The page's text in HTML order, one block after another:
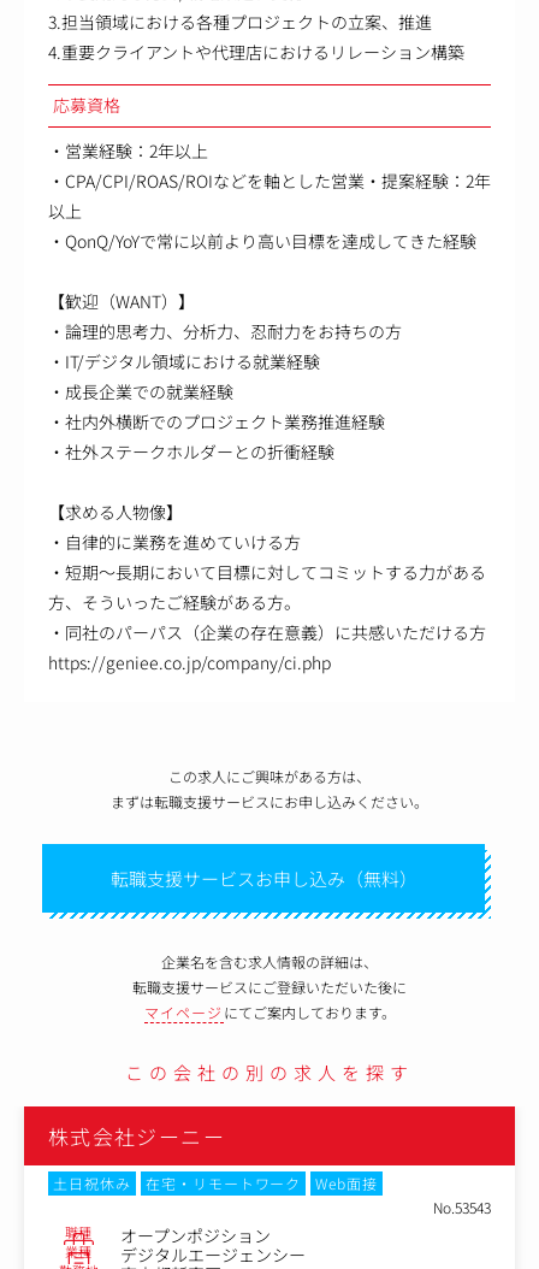
3.担当領域における各種プロジェクトの立案、推進
4.重要クライアントや代理店におけるリレーション構築
応募資格
・営業経験：2年以上
・CPA/CPI/ROAS/ROIなどを軸とした営業・提案経験：2年
以上
・QonQ/YoYで常に以前より高い目標を達成してきた経験
【歓迎（WANT）】
・論理的思考力、分析力、忍耐力をお持ちの方
・IT/デジタル領域における就業経験
・成長企業での就業経験
・社内外横断でのプロジェクト業務推進経験
・社外ステークホルダーとの折衝経験
【求める人物像】
・自律的に業務を進めていける方
・短期～長期において目標に対してコミットする力がある
方、そういったご経験がある方。
・同社のパーパス（企業の存在意義）に共感いただける方
https://geniee.co.jp/company/ci.php
この求人にご興味がある方は、
まずは転職支援サービスにお申し込みください。
転職支援サービスお申し込み（無料）
企業名を含む求人情報の詳細は、
転職支援サービスにご登録いただいた後に
マイページ にてご案内しております。
この会社の別の求人を探す
株式会社ジーニー
土日祝休み 在宅・リモートワーク
Web面接
No.78825
職種 カスタマーサクセス
業種
デジタルエージェンシー